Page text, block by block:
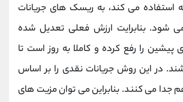
استفاده می کند، به ریسک های جریانات
شود. بنابرایت ارزش فعلی تعدیل شده
را رفع کرده و کاملا به روز است تا
در این روش جریانات نقدی را بر اساس
جدا می کنند. بنابراین می توان مزیت های